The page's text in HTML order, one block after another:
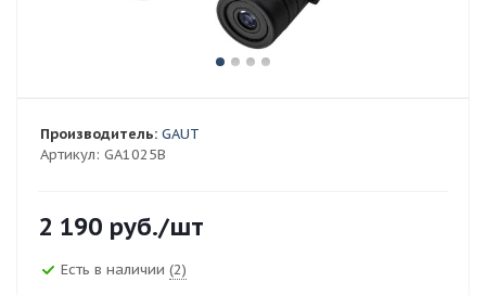
Артикул: GA1025B
Производитель: GAUT
2 190 руб./шт
Есть в наличии (2)